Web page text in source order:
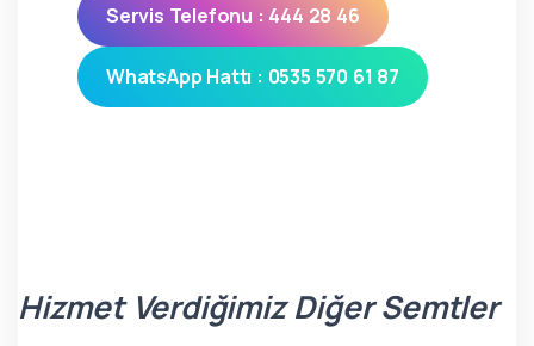
Servis Telefonu : 444 28 46
WhatsApp Hattı : 0535 570 61 87
Hizmet Verdiğimiz Diğer Semtler